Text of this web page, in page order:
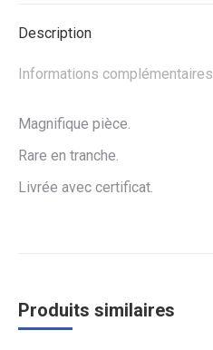
Description
Informations complémentaires
Magnifique pièce.
Rare en tranche.
Livrée avec certificat.
Produits similaires